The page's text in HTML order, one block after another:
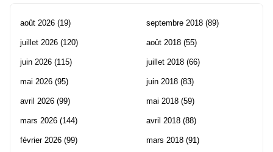
août 2026 (19)
juillet 2026 (120)
juin 2026 (115)
mai 2026 (95)
avril 2026 (99)
mars 2026 (144)
février 2026 (99)
septembre 2018 (89)
août 2018 (55)
juillet 2018 (66)
juin 2018 (83)
mai 2018 (59)
avril 2018 (88)
mars 2018 (91)